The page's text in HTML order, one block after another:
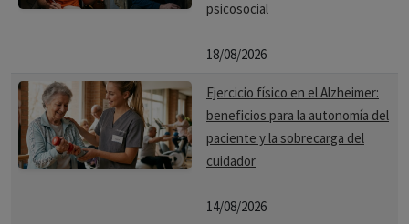
psicosocial
18/08/2026
Ejercicio físico en el Alzheimer:
beneficios para la autonomía del
paciente y la sobrecarga del
cuidador
14/08/2026